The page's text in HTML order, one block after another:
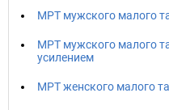
МРТ мужского малого
МРТ мужского малого
усилением
МРТ женского малого